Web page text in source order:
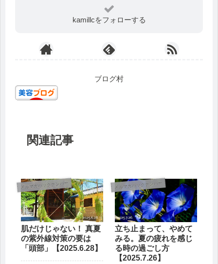
kamillcをフォローする
ブログ村
関連記事
メルマガバックナンバー
肌だけじゃない！ 真夏
の紫外線対策の要は
「頭部」【2025.6.28】
メルマガバックナンバー
立ち止まって、やめて
みる。夏の疲れを感じ
る時の過ごし方
【2025.7.26】